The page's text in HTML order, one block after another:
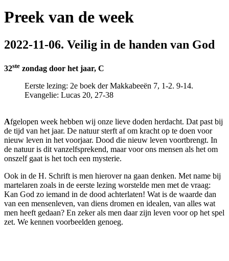
Preek van de week
2022-11-06. Veilig in de handen van God
32ste zondag door het jaar, C
Eerste lezing: 2e boek der Makkabeeën 7, 1-2. 9-14.
Evangelie: Lucas 20, 27-38
Afgelopen week hebben wij onze lieve doden herdacht. Dat past bij
de tijd van het jaar. De natuur sterft af om kracht op te doen voor
nieuw leven in het voorjaar. Dood die nieuw leven voortbrengt. In
de natuur is dit vanzelfsprekend, maar voor ons mensen als het om
onszelf gaat is het toch een mysterie.
Ook in de H. Schrift is men hierover na gaan denken. Met name bij
martelaren zoals in de eerste lezing worstelde men met de vraag:
Kan God zo iemand in de dood achterlaten! Wat is de waarde dan
van een mensenleven, van diens dromen en idealen, van alles wat
men heeft gedaan? En zeker als men daar zijn leven voor op het spel
zet. We kennen voorbeelden genoeg.